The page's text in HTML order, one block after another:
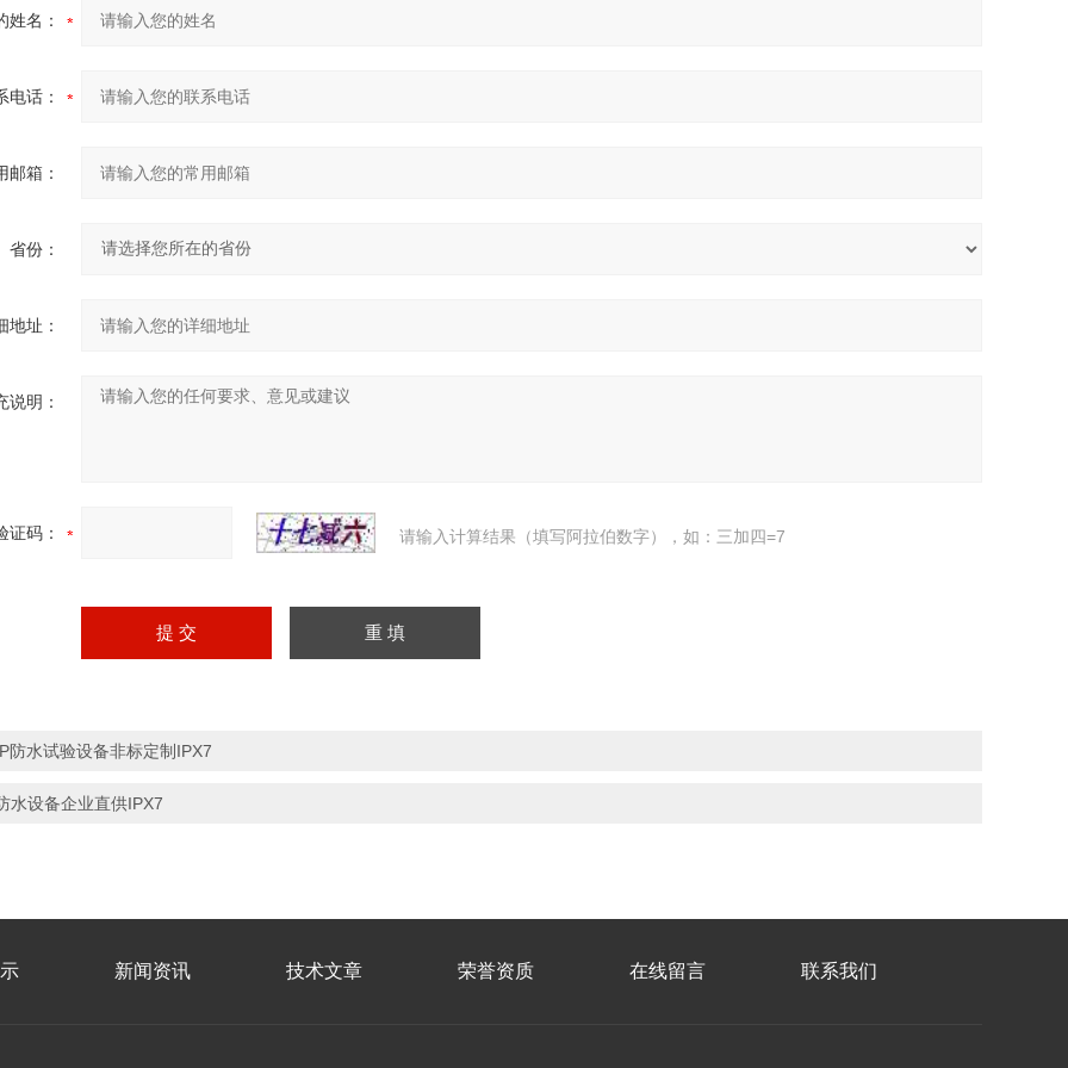
姓名：
电话：
邮箱：
省份：
地址：
说明：
证码： 请输入计算结果（填写阿拉伯数字），如：三加四=7
防水试验设备非标定制IPX7
水设备企业直供IPX7
新闻资讯 技术文章 荣誉资质 在线留言 联系我们